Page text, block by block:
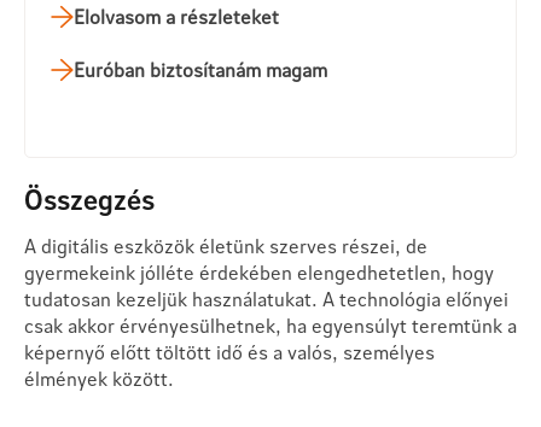
Elolvasom a részleteket
Euróban biztosítanám magam
Összegzés
A digitális eszközök életünk szerves részei, de
gyermekeink jólléte érdekében elengedhetetlen, hogy
tudatosan kezeljük használatukat. A technológia előnyei
csak akkor érvényesülhetnek, ha egyensúlyt teremtünk a
képernyő előtt töltött idő és a valós, személyes
élmények között.